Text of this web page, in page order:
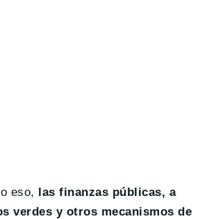
eso, las finanzas públicas, a
verdes y otros mecanismos de